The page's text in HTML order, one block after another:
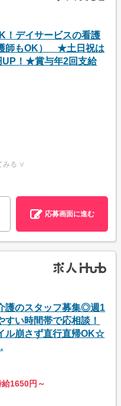
！デイサービスの看護
師もOK） ★土日祝は
UP！★賞与年2回支給
みる ∨
応募画面に進む
護のスタッフ募集◎週1
すい時間帯で応相談！
ル崩さず直行直帰OK☆
1650円～